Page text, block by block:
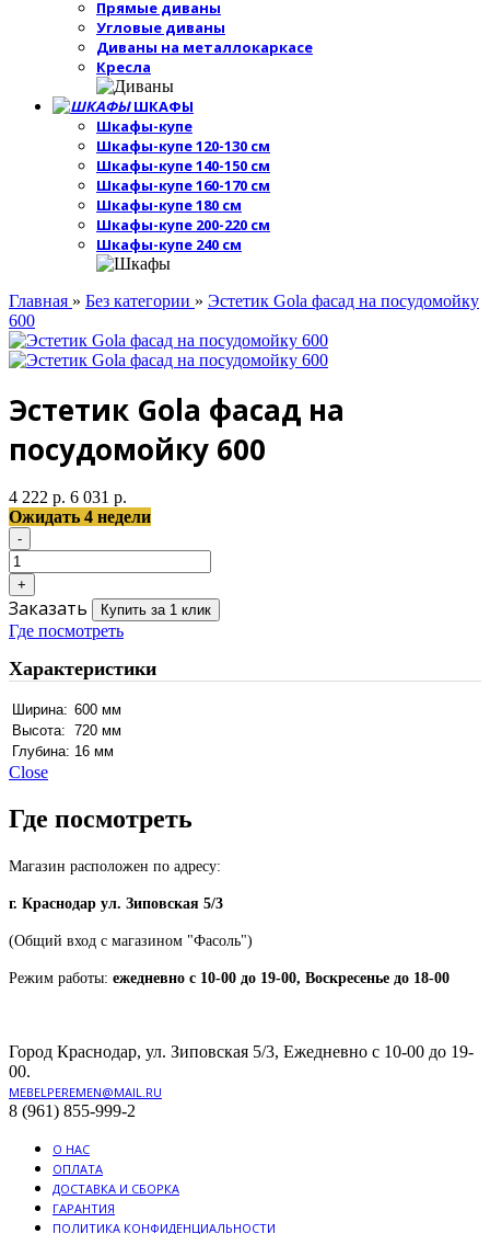
Прямые диваны
Угловые диваны
Диваны на металлокаркасе
Кресла
ШКАФЫ
Шкафы-купе
Шкафы-купе 120-130 см
Шкафы-купе 140-150 см
Шкафы-купе 160-170 см
Шкафы-купе 180 см
Шкафы-купе 200-220 см
Шкафы-купе 240 см
Главная » Без категории » Эстетик Gola фасад на посудомойку
600
Эстетик Gola фасад на
посудомойку 600
4 222 р. 6 031 р.
Ожидать 4 недели
Заказать Купить за 1 клик
Где посмотреть
Характеристики
Ширина: 600 мм
Высота: 720 мм
Глубина: 16 мм
Close
Где посмотреть
Магазин расположен по адресу:
г. Краснодар ул. Зиповская 5/3
(Общий вход с магазином "Фасоль")
Режим работы: ежедневно с 10-00 до 19-00, Воскресенье до 18-00
Город Краснодар, ул. Зиповская 5/3, Ежедневно с 10-00 до 19-
00.
MEBELPEREMEN@MAIL.RU
8 (961) 855-999-2
О НАС
ОПЛАТА
ДОСТАВКА И СБОРКА
ГАРАНТИЯ
ПОЛИТИКА КОНФИДЕНЦИАЛЬНОСТИ